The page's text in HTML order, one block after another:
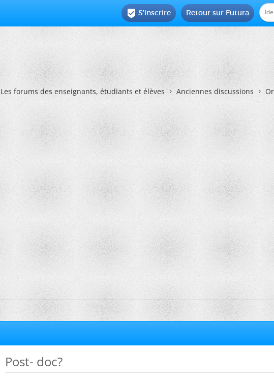
Retour sur Futura
 S'inscrire
Les forums des enseignants, étudiants et élèves Anciennes discussions
Post- doc?